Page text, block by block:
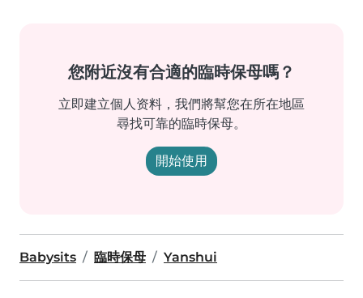
您附近沒有合適的臨時保母嗎？
立即建立個人资料，我們將幫您在所在地區
尋找可靠的臨時保母。
開始使用
Babysits 臨時保母 Yanshui